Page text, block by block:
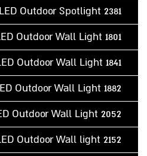
LED Outdoor Spotlight 2381
Outdoor Wall Light 1801
Outdoor Wall Light 1841
Outdoor Wall Light 1882
Outdoor Wall Light 2052
Outdoor Wall light 2152